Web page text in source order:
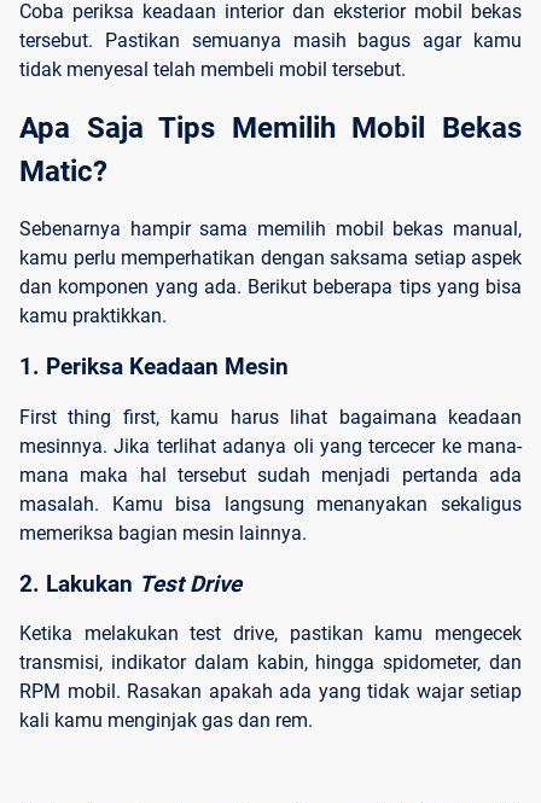
Coba periksa keadaan interior dan eksterior mobil bekas
tersebut. Pastikan semuanya masih bagus agar kamu
tidak menyesal telah membeli mobil tersebut.
Apa Saja Tips Memilih Mobil Bekas
Matic?
Sebenarnya hampir sama memilih mobil bekas manual,
kamu perlu memperhatikan dengan saksama setiap aspek
dan komponen yang ada. Berikut beberapa tips yang bisa
kamu praktikkan.
1. Periksa Keadaan Mesin
First thing first, kamu harus lihat bagaimana keadaan
mesinnya. Jika terlihat adanya oli yang tercecer ke mana-
mana maka hal tersebut sudah menjadi pertanda ada
masalah. Kamu bisa langsung menanyakan sekaligus
memeriksa bagian mesin lainnya.
2. Lakukan Test Drive
Ketika melakukan test drive, pastikan kamu mengecek
transmisi, indikator dalam kabin, hingga spidometer, dan
RPM mobil. Rasakan apakah ada yang tidak wajar setiap
kali kamu menginjak gas dan rem.